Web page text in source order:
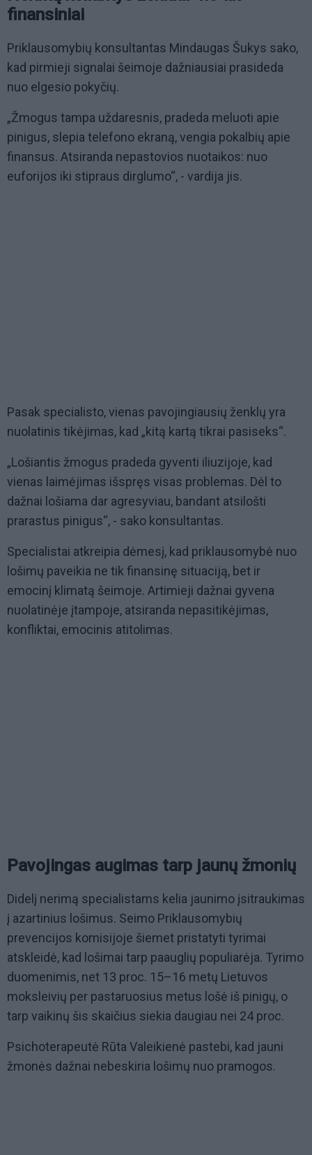
finansiniai
Priklausomybių konsultantas Mindaugas Šukys sako,
kad pirmieji signalai šeimoje dažniausiai prasideda
nuo elgesio pokyčių.
„Žmogus tampa uždaresnis, pradeda meluoti apie
pinigus, slepia telefono ekraną, vengia pokalbių apie
finansus. Atsiranda nepastovios nuotaikos: nuo
euforijos iki stipraus dirglumo“, - vardija jis.
Pasak specialisto, vienas pavojingiausių ženklų yra
nuolatinis tikėjimas, kad „kitą kartą tikrai pasiseks“.
„Lošiantis žmogus pradeda gyventi iliuzijoje, kad
vienas laimėjimas išspręs visas problemas. Dėl to
dažnai lošiama dar agresyviau, bandant atsilošti
prarastus pinigus“, - sako konsultantas.
Specialistai atkreipia dėmesį, kad priklausomybė nuo
lošimų paveikia ne tik finansinę situaciją, bet ir
emocinį klimatą šeimoje. Artimieji dažnai gyvena
nuolatinėje įtampoje, atsiranda nepasitikėjimas,
konfliktai, emocinis atitolimas.
Pavojingas augimas tarp jaunų žmonių
Didelį nerimą specialistams kelia jaunimo įsitraukimas
į azartinius lošimus. Seimo Priklausomybių
prevencijos komisijoje šiemet pristatyti tyrimai
atskleidė, kad lošimai tarp paauglių populiarėja. Tyrimo
duomenimis, net 13 proc. 15–16 metų Lietuvos
moksleivių per pastaruosius metus lošė iš pinigų, o
tarp vaikinų šis skaičius siekia daugiau nei 24 proc.
Psichoterapeutė Rūta Valeikienė pastebi, kad jauni
žmonės dažnai nebeskiria lošimų nuo pramogos.